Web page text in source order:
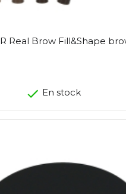
Real Brow Fill&Shape
En stock